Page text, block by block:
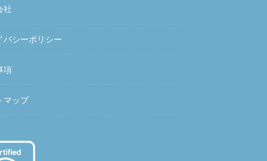
社
バシーポリシー
項
マップ